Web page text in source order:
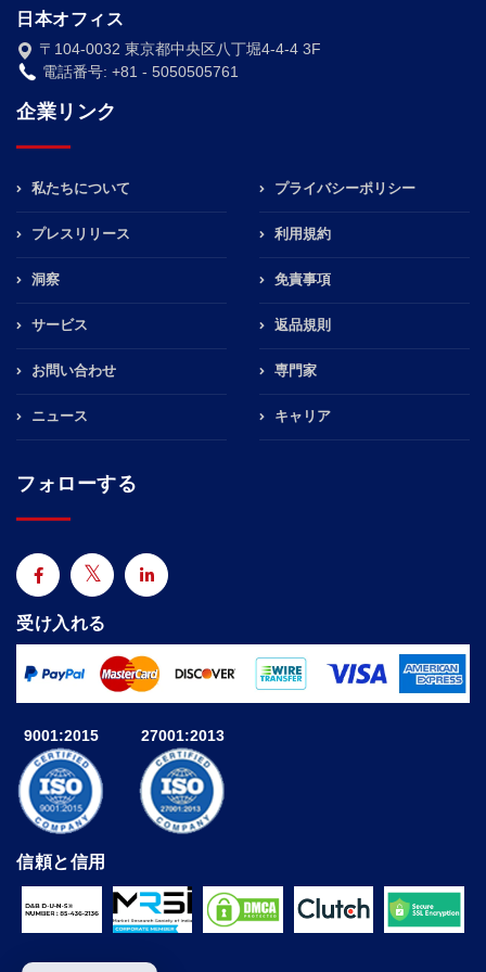
日本オフィス
〒104-0032 東京都中央区八丁堀4-4-4 3F
電話番号: +81 - 5050505761
企業リンク
私たちについて
プレスリリース
洞察
サービス
お問い合わせ
ニュース
プライバシーポリシー
利用規約
免責事項
返品規則
専門家
キャリア
フォローする
受け入れる
9001:2015 27001:2013
信頼と信用